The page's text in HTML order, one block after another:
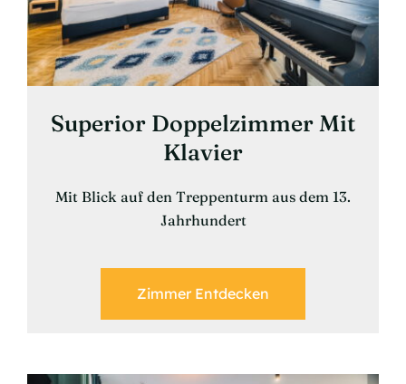
Superior Doppelzimmer Mit
Klavier
Mit Blick auf den Treppenturm aus dem 13.
Jahrhundert
Zimmer Entdecken